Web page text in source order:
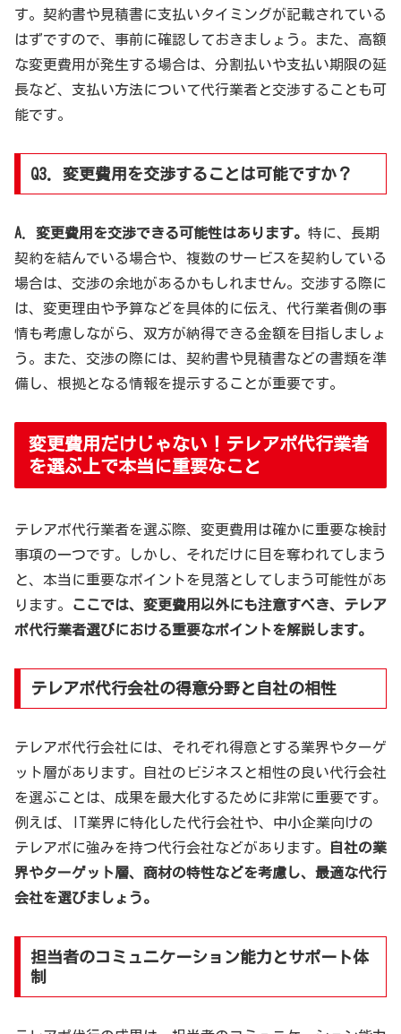
す。契約書や見積書に支払いタイミングが記載されている
はずですので、事前に確認しておきましょう。また、高額
な変更費用が発生する場合は、分割払いや支払い期限の延
長など、支払い方法について代行業者と交渉することも可
能です。
Q3. 変更費用を交渉することは可能ですか？
A. 変更費用を交渉できる可能性はあります。 特に、長期
契約を結んでいる場合や、複数のサービスを契約している
場合は、交渉の余地があるかもしれません。交渉する際に
は、変更理由や予算などを具体的に伝え、代行業者側の事
情も考慮しながら、双方が納得できる金額を目指しましょ
う。また、交渉の際には、契約書や見積書などの書類を準
備し、根拠となる情報を提示することが重要です。
変更費用だけじゃない！テレアポ代行業者
を選ぶ上で本当に重要なこと
テレアポ代行業者を選ぶ際、変更費用は確かに重要な検討
事項の一つです。しかし、それだけに目を奪われてしまう
と、本当に重要なポイントを見落としてしまう可能性があ
ります。
ここでは、変更費用以外にも注意すべき、テレア
ポ代行業者選びにおける重要なポイントを解説します。
テレアポ代行会社の得意分野と自社の相性
テレアポ代行会社には、それぞれ得意とする業界やターゲ
ット層があります。自社のビジネスと相性の良い代行会社
を選ぶことは、成果を最大化するために非常に重要です。
例えば、IT業界に特化した代行会社や、中小企業向けの
テレアポに強みを持つ代行会社などがあります。
自社の業
界やターゲット層、商材の特性などを考慮し、最適な代行
会社を選びましょう。
担当者のコミュニケーション能力とサポート体
制